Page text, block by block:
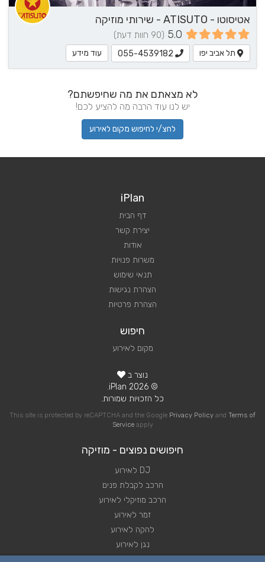
אטיסוטו - ATISUTO - שירותי מוזיקה
5.0 (90 חוות דעת)
תל אביב יפו 055-4539182 עוד מידע
לא מצאתם את מה שחיפשתם?
יש לנו עוד הרבה מה להציע לכם!
לחצ/י לחיפוש מקום לאירוע
iPlan
דף הבית
יצירת קשר
אודות
משרות פנויות
תנאי שימוש
הצהרת נגישות
הצהרת פרטיות
חיפוש
מקום לאירוע
נוצר ב
© 2026 iPlan.
כל הזכויות שמורות.
This site is protected by reCAPTCHA and the Google Privacy Policy and Terms of
Serviceapply
חיפושים נפוצים - מוזיקה
DJ לאירוע
הרכב לקבלת פנים
הרכב מוזיקלי לאירוע
זמר לאירוע
להקה לאירוע
נגן לאירוע